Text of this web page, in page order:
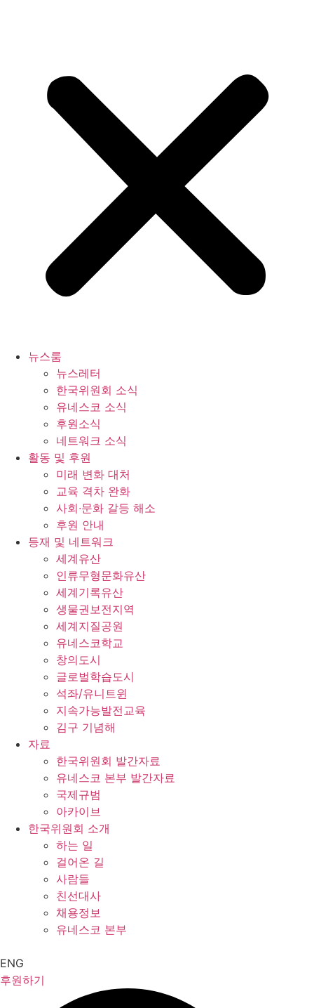
뉴스룸
뉴스레터
한국위원회 소식
유네스코 소식
후원소식
네트워크 소식
활동 및 후원
미래 변화 대처
교육 격차 완화
사회∙문화 갈등 해소
후원 안내
등재 및 네트워크
세계유산
인류무형문화유산
세계기록유산
생물권보전지역
세계지질공원
유네스코학교
창의도시
글로벌학습도시
석좌/유니트윈
지속가능발전교육
김구 기념해
자료
한국위원회 발간자료
유네스코 본부 발간자료
국제규범
아카이브
한국위원회 소개
하는 일
걸어온 길
사람들
친선대사
채용정보
유네스코 본부
ENG
후원하기